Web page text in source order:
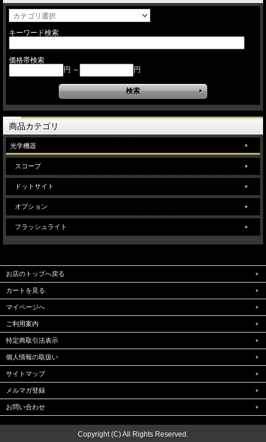
キーワード検索
価格帯検索
円 ～
円
商品カテゴリ
光学機器
スコープ
ドットサイト
オプション
フラッシュライト
お店のトップへ戻る
カートを見る
マイページへ
ご利用案内
特定商取引法表示
個人情報の取扱い
サイトマップ
メルマガ登録
お問い合わせ
Copyright (C) All Rights Reserved.